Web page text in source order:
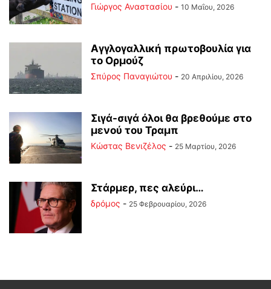
Γιώργος Αναστασίου - 10 Μαΐου, 2026
Αγγλογαλλική πρωτοβουλία για
το Ορμούζ
Σπύρος Παναγιώτου - 20 Απριλίου, 2026
Σιγά-σιγά όλοι θα βρεθούμε στο
μενού του Τραμπ
Κώστας Βενιζέλος - 25 Μαρτίου, 2026
Στάρμερ, πες αλεύρι…
δρόμος - 25 Φεβρουαρίου, 2026